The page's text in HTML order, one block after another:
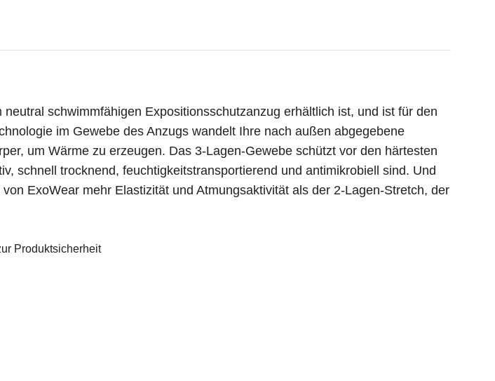
schwimmfähigen Expositionsschutzanzug erhältlich ist, und ist für den
im Gewebe des Anzugs wandelt Ihre nach außen abgegebene
um Wärme zu erzeugen. Das 3-Lagen-Gewebe schützt vor den härtesten
schnell trocknend, feuchtigkeitstransportierend und antimikrobiell sind. Und
ExoWear mehr Elastizität und Atmungsaktivität als der 2-Lagen-Stretch, der
Produktsicherheit